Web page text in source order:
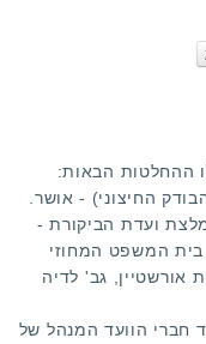
החיצוני) - אושר.
ועדת הביקורת -
המשפט המחוזי
אורשטיין, גב' לדיה
חברי הוועד המנהל של